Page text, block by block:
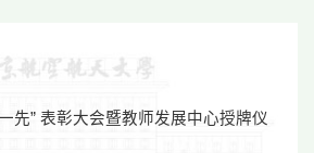
先” 表彰大会暨教师发展中心授牌仪